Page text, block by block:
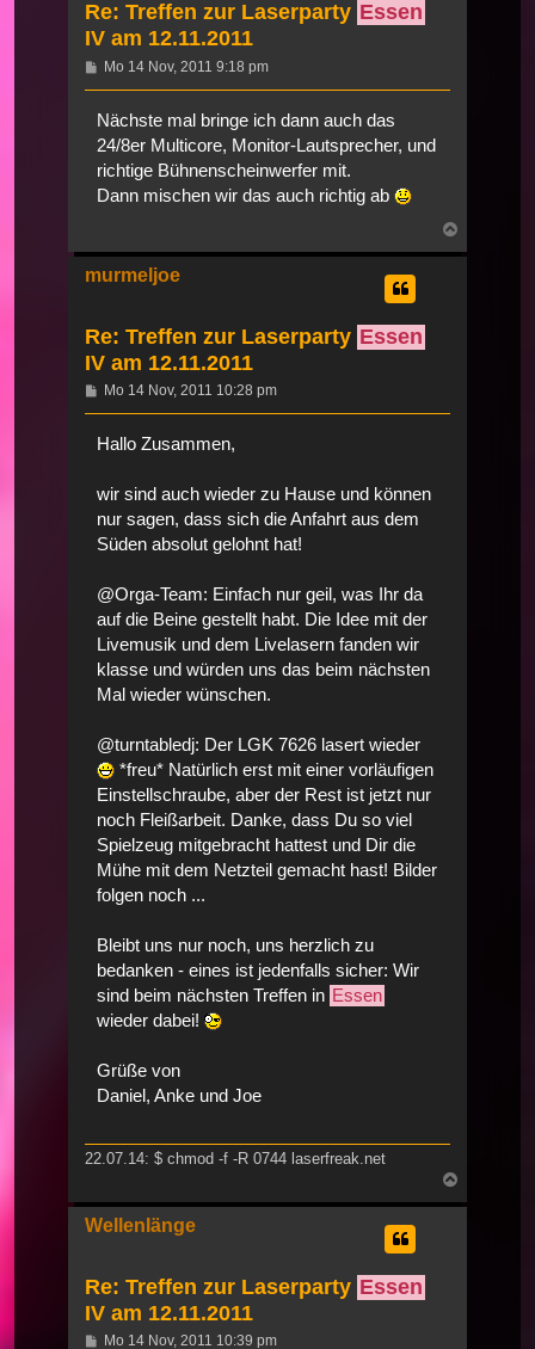
Re: Treffen zur Laserparty Essen
IV am 12.11.2011
Beitrag
Mo 14 Nov, 2011 9:18 pm
Nächste mal bringe ich dann auch das
24/8er Multicore, Monitor-Lautsprecher, und
richtige Bühnenscheinwerfer mit.
Dann mischen wir das auch richtig ab
oben
murmeljoe
Re: Treffen zur Laserparty Essen
IV am 12.11.2011
Beitrag
Mo 14 Nov, 2011 10:28 pm
Hallo Zusammen,
wir sind auch wieder zu Hause und können
nur sagen, dass sich die Anfahrt aus dem
Süden absolut gelohnt hat!
@Orga-Team: Einfach nur geil, was Ihr da
auf die Beine gestellt habt. Die Idee mit der
Livemusik und dem Livelasern fanden wir
klasse und würden uns das beim nächsten
Mal wieder wünschen.
@turntabledj: Der LGK 7626 lasert wieder
*freu* Natürlich erst mit einer vorläufigen
Einstellschraube, aber der Rest ist jetzt nur
noch Fleißarbeit. Danke, dass Du so viel
Spielzeug mitgebracht hattest und Dir die
Mühe mit dem Netzteil gemacht hast! Bilder
folgen noch ...
Bleibt uns nur noch, uns herzlich zu
bedanken - eines ist jedenfalls sicher: Wir
sind beim nächsten Treffen in Essen
wieder dabei!
Grüße von
Daniel, Anke und Joe
22.07.14: $ chmod -f -R 0744 laserfreak.net
oben
Wellenlänge
Re: Treffen zur Laserparty Essen
IV am 12.11.2011
Beitrag
Mo 14 Nov, 2011 10:39 pm